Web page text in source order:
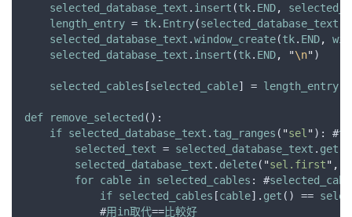
selected_database_text . insert (tk. END,
length_entry = tk. Entry(selected_database_text
selected_database_text .window_create(tk. END,
selected_database_text . insert (tk. END, "\n")
selected_cables [selected_cable] = length_entry
def remove_selected ():
if selected_database_text . tag_ranges ( "sel "): #
selected_text = selected_database_text . get
selected_database_text . delete( "sel.first" ,
for cable in selected_cables : #
if selected_cables [cable]. get () ==
            #
用in取代==比較好